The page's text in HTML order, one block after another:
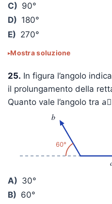
C) 90°
D) 180°
E) 270°
Mostra soluzione
25. In figura l’angolo
il prolungamento della
Quanto vale l’angolo tra
b
60°
A) 30°
B) 60°